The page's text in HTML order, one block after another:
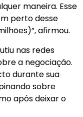
maneira. Esse
perto desse
afirmou.
nas redes
a negociação.
durante sua
sobre
após deixar o